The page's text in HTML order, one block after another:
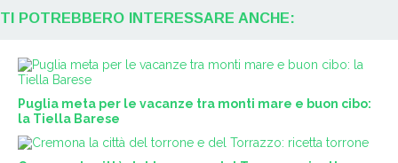
TI POTREBBERO INTERESSARE ANCHE:
Puglia meta per le vacanze tra monti mare e buon cibo:
la Tiella Barese